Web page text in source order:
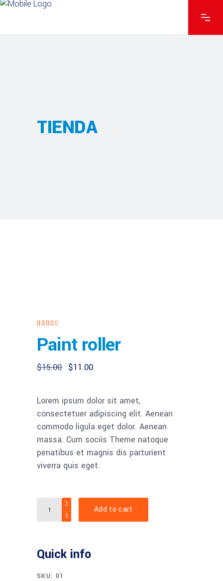
TIENDA
of 5
based
on
rating
Paint roller
$15.00 $11.00
Lorem ipsum dolor sit amet,
consectetuer adipiscing elit. Aenean
commodo ligula eget dolor. Aenean
massa. Cum sociis Theme natoque
penatibus et magnis dis parturient
viverra quis eget.
Quantity
Add to cart
Quick info
SKU: 01